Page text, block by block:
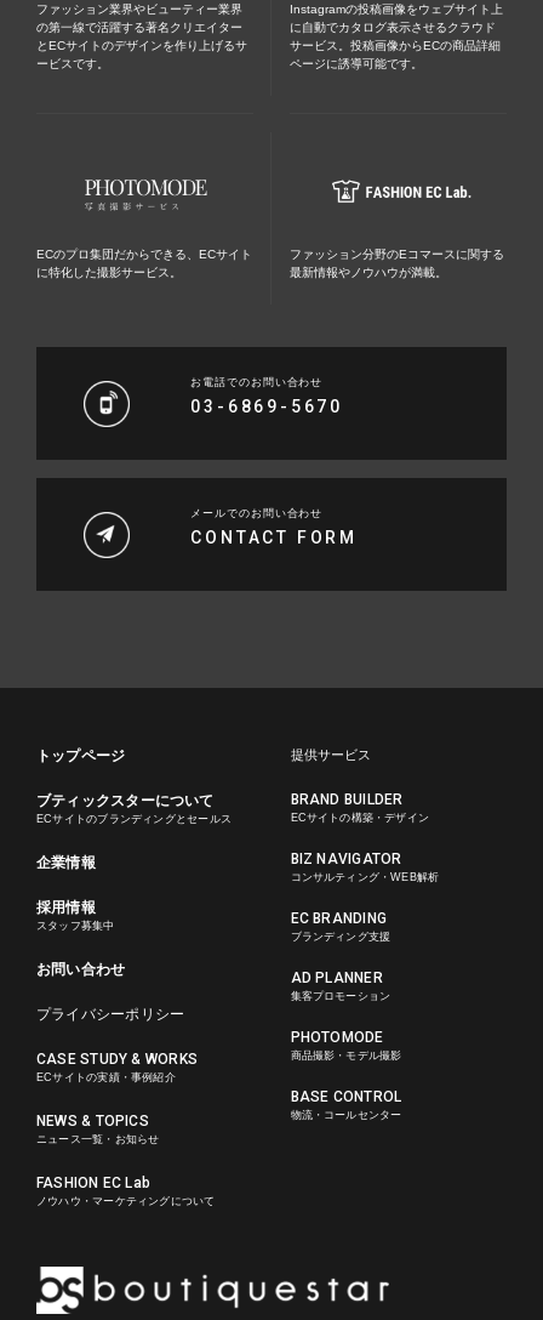
ファッション業界やビューティー業界
の第一線で活躍する著名クリエイター
とECサイトのデザインを作り上げるサ
ービスです。
Instagramの投稿画像をウェブサイト上
に自動でカタログ表示させるクラウド
サービス。投稿画像からECの商品詳細
ページに誘導可能です。
ECのプロ集団だからできる、ECサイト
に特化した撮影サービス。
ファッション分野のEコマースに関する
最新情報やノウハウが満載。
お電話でのお問い合わせ
03-6869-5670
メールでのお問い合わせ
CONTACT FORM
トップページ
ブティックスターについて
ECサイトのブランディングとセールス
企業情報
採用情報
スタッフ募集中
お問い合わせ
プライバシーポリシー
CASE STUDY & WORKS
ECサイトの実績・事例紹介
NEWS & TOPICS
ニュース一覧・お知らせ
FASHION EC Lab
ノウハウ・マーケティングについて
提供サービス
BRAND BUILDER
ECサイトの構築・デザイン
BIZ NAVIGATOR
コンサルティング・WEB解析
EC BRANDING
ブランディング支援
AD PLANNER
集客プロモーション
PHOTOMODE
商品撮影・モデル撮影
BASE CONTROL
物流・コールセンター